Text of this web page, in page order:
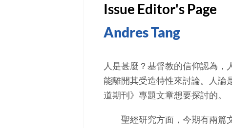
Issue Editor's Page
Andres Tang
人是甚麼？基督教的信仰認為
能離開其受造特性來討論。人論
道期刊》專題文章想要探討的。
聖經研究方面，今期有兩篇文